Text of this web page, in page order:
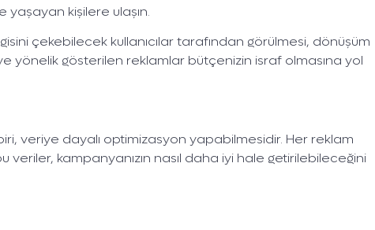
kişilere ulaşın.
çekebilecek kullanıcılar tarafından görülmesi, dönüşüm
yönelik gösterilen reklamlar bütçenizin israf olmasına yol
veriye dayalı optimizasyon yapabilmesidir. Her reklam
veriler, kampanyanızın nasıl daha iyi hale getirilebileceğini